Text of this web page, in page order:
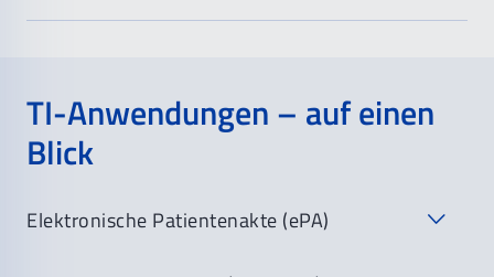
BLZK
TI-Anwendungen – auf einen
Blick
Elektronische Patientenakte (ePA)